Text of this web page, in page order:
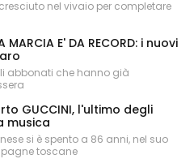
nel vivaio per completare
MARCIA E' DA RECORD: i nuovi
abbonati che hanno già
GUCCINI, l'ultimo degli
musica
si è spento a 86 anni, nel suo
toscane